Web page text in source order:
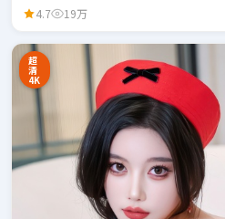
4.7 19万
超
清
4K